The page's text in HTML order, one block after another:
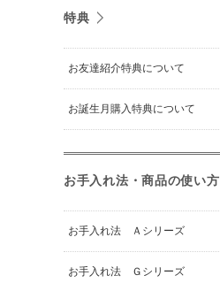
特典
お友達紹介特典について
お誕生月購入特典について
お手入れ法・商品の使い方
お手入れ法 Ａシリーズ
お手入れ法 Ｇシリーズ